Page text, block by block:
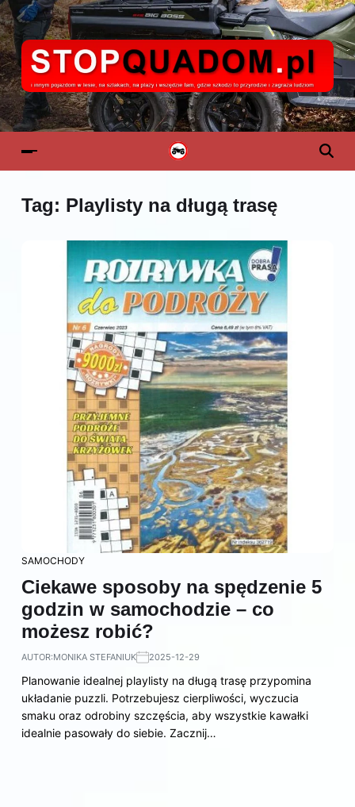
Tag: Playlisty na długą trasę
SAMOCHODY
Ciekawe sposoby na spędzenie 5
godzin w samochodzie – co
możesz robić?
AUTOR:MONIKA STEFANIUK 2025-12-29
Planowanie idealnej playlisty na długą trasę przypomina
układanie puzzli. Potrzebujesz cierpliwości, wyczucia
smaku oraz odrobiny szczęścia, aby wszystkie kawałki
idealnie pasowały do siebie. Zacznij…